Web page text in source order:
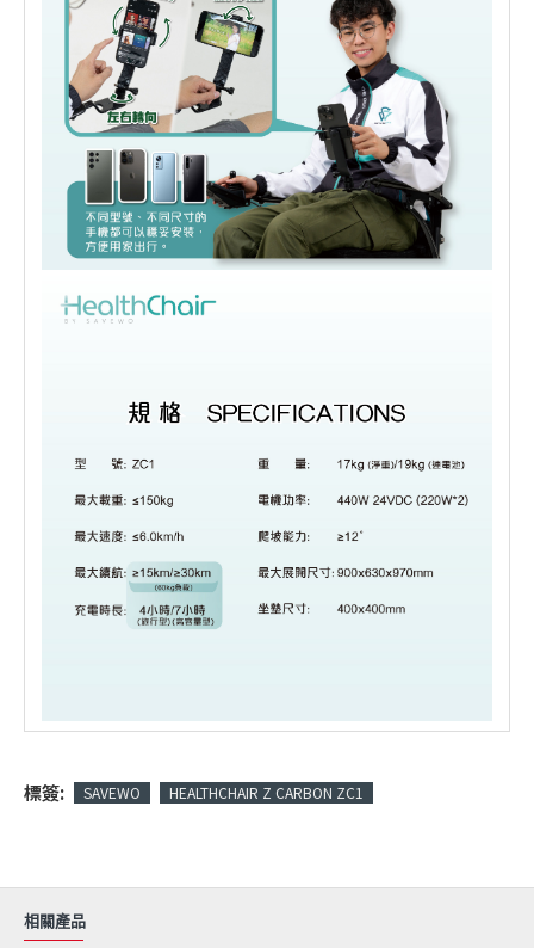
標簽: SAVEWO HEALTHCHAIR Z CARBON ZC1
相關產品